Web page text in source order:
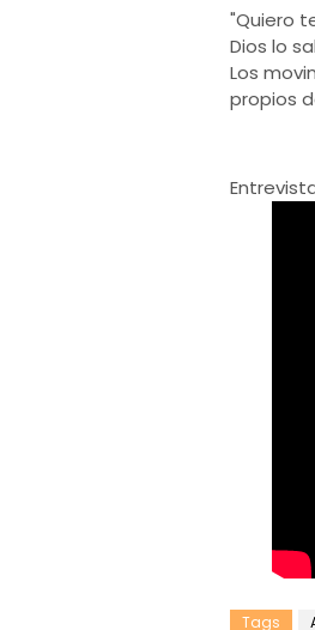
"Quiero
Dios lo
Los
propios
Tags